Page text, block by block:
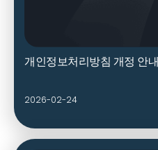
개인정보처리방침 개정 안내
2026-02-24